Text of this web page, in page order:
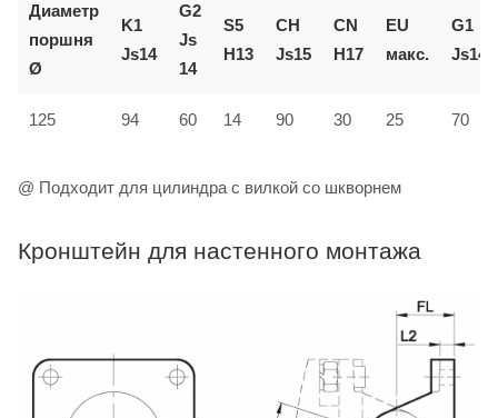
Диаметр
поршня
Ø
K1
Js14
G2
Js
14
S5
H13
CH
Js15
CN
H17
EU
макс.
G1
Js14
125 94 60 14 90 30 25 70
@ Подходит для цилиндра с вилкой со шкворнем
Кронштейн для настенного монтажа